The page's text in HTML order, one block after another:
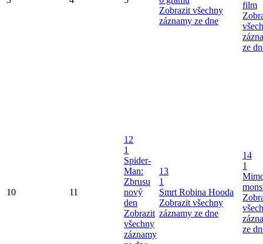
Zobrazit všechny
záznamy ze dne
film
ze
10 11
12
1
Spider-
Man:
Zbrusu
nový
den
Zobrazit
všechny
záznamy
13
1
Smrt Robina Hooda
Zobrazit všechny
záznamy ze dne
14
1
ze